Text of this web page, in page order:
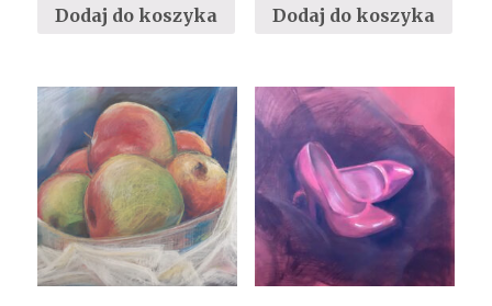
Dodaj do koszyka Dodaj do koszyka